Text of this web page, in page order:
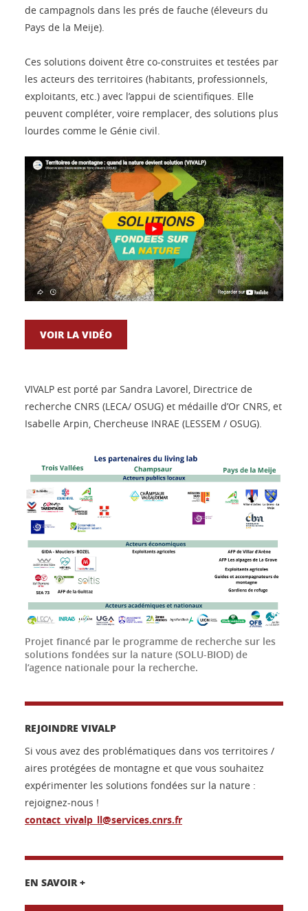
de campagnols dans les prés de fauche (éleveurs du
Pays de la Meije).
Ces solutions doivent être co-construites et testées par
les acteurs des territoires (habitants, professionnels,
exploitants, etc.) avec l’appui de scientifiques. Elle
peuvent compléter, voire remplacer, des solutions plus
lourdes comme le Génie civil.
VOIR LA VIDÉO
VIVALP est porté par Sandra Lavorel, Directrice de
recherche CNRS (LECA / OSUG) et médaille d’Or CNRS, et
Isabelle Arpin, Chercheuse INRAE (LESSEM / OSUG ).
Projet financé par le programme de recherche sur les
solutions fondées sur la nature (SOLU-BIOD) de
l’agence nationale pour la recherche.
REJOINDRE VIVALP
Si vous avez des problématiques dans vos territoires /
aires protégées de montagne et que vous souhaitez
expérimenter les solutions fondées sur la nature :
rejoignez-nous !
contact_vivalp_ll@services.cnrs.fr
EN SAVOIR +